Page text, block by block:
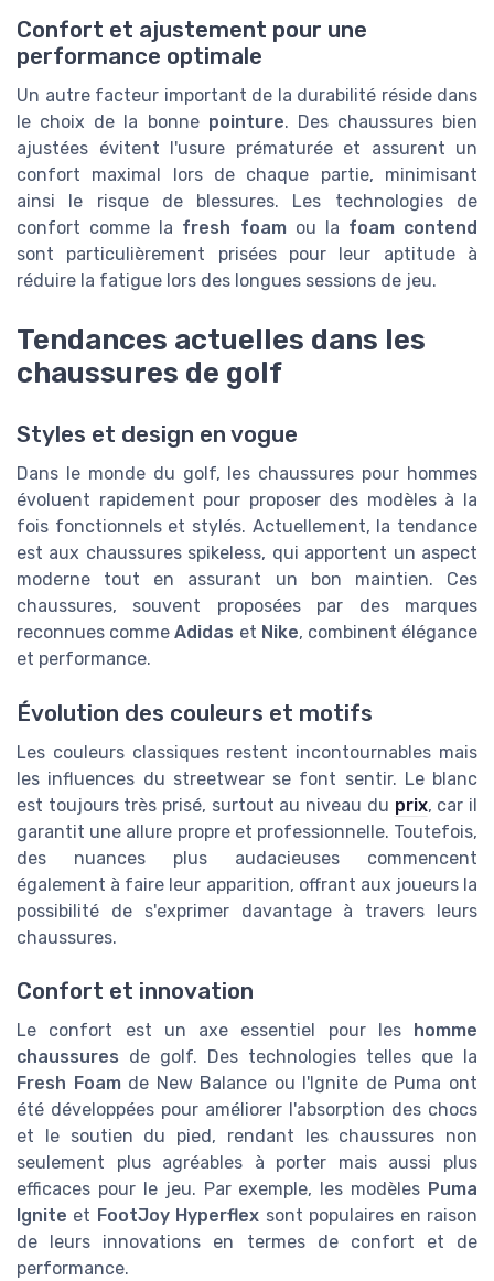
Confort et ajustement pour une
performance optimale
Un autre facteur important de la durabilité réside dans
le choix de la bonne pointure. Des chaussures bien
ajustées évitent l'usure prématurée et assurent un
confort maximal lors de chaque partie, minimisant
ainsi le risque de blessures. Les technologies de
confort comme la fresh foamou la foam contend
sont particulièrement prisées pour leur aptitude à
réduire la fatigue lors des longues sessions de jeu.
Tendances actuelles dans les
chaussures de golf
Styles et design en vogue
Dans le monde du golf, les chaussures pour hommes
évoluent rapidement pour proposer des modèles à la
fois fonctionnels et stylés. Actuellement, la tendance
est aux chaussures spikeless, qui apportent un aspect
moderne tout en assurant un bon maintien. Ces
chaussures, souvent proposées par des marques
reconnues commeAdidas et Nike, combinent élégance
et performance.
Évolution des couleurs et motifs
Les couleurs classiques restent incontournables mais
les influences du streetwear se font sentir. Le blanc
est toujours très prisé, surtout au niveau du prix, car il
garantit une allure propre et professionnelle. Toutefois,
des nuances plus audacieuses commencent
également à faire leur apparition, offrant aux joueurs la
possibilité de s'exprimer davantage à travers leurs
chaussures.
Confort et innovation
Le confort est un axe essentiel pour les homme
chaussures de golf. Des technologies telles que la
Fresh Foamde New Balance ou l'Ignite de Puma ont
été développées pour améliorer l'absorption des chocs
et le soutien du pied, rendant les chaussures non
seulement plus agréables à porter mais aussi plus
efficaces pour le jeu. Par exemple, les modèles Puma
Ignite et FootJoy Hyperflex sont populaires en raison
de leurs innovations en termes de confort et de
performance.